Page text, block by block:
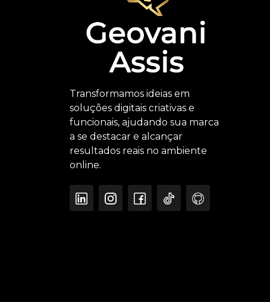
Transformamos ideias em
soluções digitais criativas e
funcionais, ajudando sua marca
a se destacar e alcançar
resultados reais no ambiente
online.